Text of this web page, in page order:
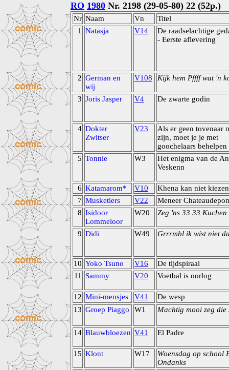
RO 1980 Nr. 2198 (29-05-80) 22 (52p.)
Nr Naam Vn
Titel
1
Natasja V14
De raadselachtige
- Eerste aflevering
2 German en
wij
V108 Kijk hem Pffff wat 'n
3 Joris Jasper V4 De zwarte godin
4 Dokter
Zwitser
V23
Als er geen tovenaar
zijn, moet je je met
goochelaars behelpen
5 Tonnie W3
Het enigma van de An
Veskenn
6 Katamarom* V10
Khena kan niet kiezen
7 Musketiers V22
Meneer
8 Isidoor
Lommeloor
W20 Zeg 'ns 33 33 Kuchen
9 Didi W49 Grrrmbl ik wist niet
10 Yoko Tsuno V16
De tijdspiraal
11
Sammy V20 Voetbal is oorlog
12 Mini-mensjes V41
De wesp
13 Groep Piaggo W1 Machtig mooi zeg die
14 Blauwbloezen V41 El Padre
15 Klont W17
Woensdag op school
Ondanks